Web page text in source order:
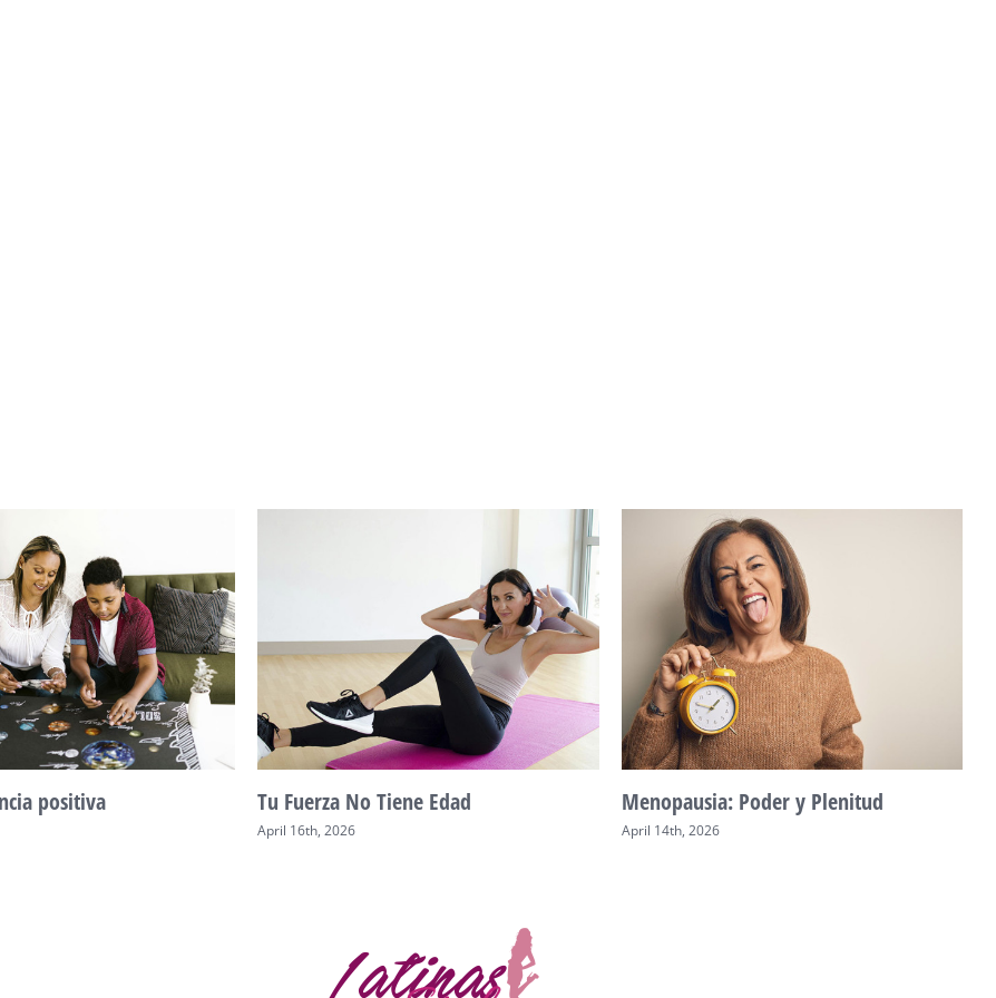
positiva Tu Fuerza No Tiene Edad
April 16th, 2026
Menopausia: Poder y Plenitud
April 14th, 2026